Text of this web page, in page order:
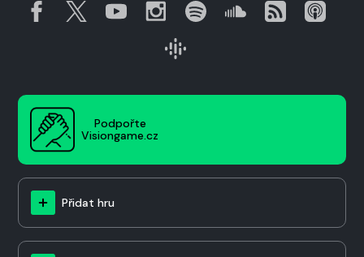
Podpořte
Visiongame.cz
Přidat hru